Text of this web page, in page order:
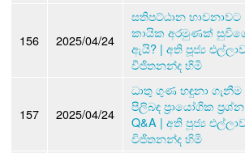
156 2025/04/24
සතිපට්ඨාන භාවනාවට
කායික අරමුණක්
ඇයි? | අති පූජ්‍ය
විජිතනන්ද හිමි
157 2025/04/24
ධාතු ගුණ හඳුනා ගැනීම
පිලිබඳ ප්‍රායෝගික ප්‍රශ්න
Q&A | අති පූජ්‍ය
විජිතනන්ද හිමි